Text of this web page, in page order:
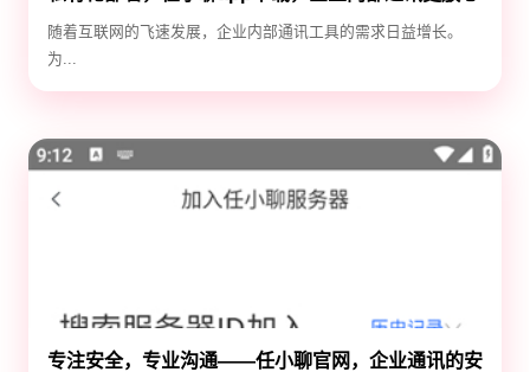
随着互联网的飞速发展，企业内部通讯工具的需求日益增长。
为...
专注安全，专业沟通——任小聊官网，企业通讯的安